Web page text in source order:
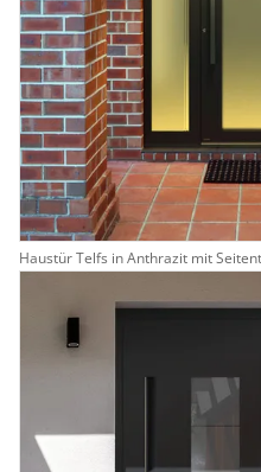
Haustür Telfs in Anthrazit mit